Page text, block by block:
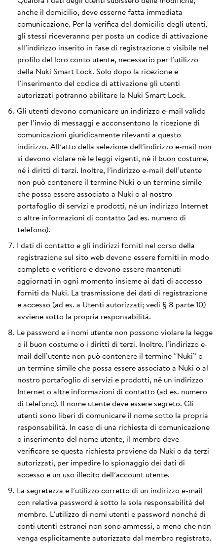
anche il domicilio, deve esserne fatta immediata
comunicazione. Per la verifica del domicilio degli utenti,
gli stessi riceveranno per posta un codice di attivazione
all’indirizzo inserito in fase di registrazione o visibile nel
profilo del loro conto utente, necessario per l’utilizzo
della Nuki Smart Lock. Solo dopo la ricezione e
l’inserimento del codice di attivazione gli utenti
autorizzati potranno abilitare la Nuki Smart Lock.
Gli utenti devono comunicare un indirizzo e-mail valido
per l’invio di messaggi e acconsentono la ricezione di
comunicazioni giuridicamente rilevanti a questo
indirizzo. All’atto della selezione dell’indirizzo e-mail non
si devono violare né le leggi vigenti, né il buon costume,
né i diritti di terzi. Inoltre, l’indirizzo e-mail dell’utente
non può contenere il termine Nuki o un termine simile
che possa essere associato a Nuki o al nostro
portafoglio di servizi e prodotti, né un indirizzo Internet
o altre informazioni di contatto (ad es. numero di
telefono).
I dati di contatto e gli indirizzi forniti nel corso della
registrazione sul sito web devono essere forniti in modo
completo e veritiero e devono essere mantenuti
aggiornati in ogni momento insieme ai dati di accesso
forniti da Nuki. La trasmissione dei dati di registrazione
e accesso (ad es. a Utenti autorizzati; vedi § 8 parte 10)
avviene sotto la propria responsabilità.
Le password e i nomi utente non possono violare la legge
o il buon costume o i diritti di terzi. Inoltre, l’indirizzo e-
mail dell’utente non può contenere il termine “Nuki” o
un termine simile che possa essere associato a Nuki o al
nostro portafoglio di servizi e prodotti, né un indirizzo
Internet o altre informazioni di contatto (ad es. numero
di telefono). Il nome utente deve essere segreto. Gli
utenti sono liberi di comunicare il nome sotto la propria
responsabilità. In caso di una richiesta di comunicazione
o inserimento del nome utente, il membro deve
verificare se questa richiesta proviene da Nuki o da terzi
autorizzati, per impedire lo spionaggio dei dati di
accesso e un uso illecito dell’account utente.
La segretezza e l’utilizzo corretto di un indirizzo e-mail
con relativa password è sotto la sola responsabilità del
membro. L’utilizzo di nomi utenti e password nonché di
conti utenti estranei non sono ammessi, a meno che non
venga esplicitamente autorizzato dal membro registrato.